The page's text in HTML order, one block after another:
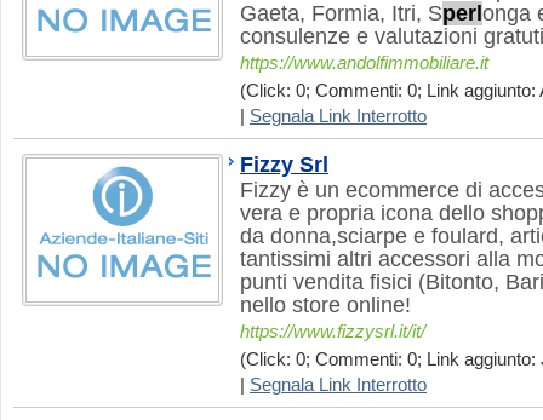
Gaeta, Formia, Itri, Sperl onga
consulenze e valutazioni
https://www.andolfimmobiliare.it
(Click: 0; Commenti: 0; Link aggiunto:
Segnala Link Interrotto
Fizzy Srl
Fizzy è un ecommerce di
vera e propria icona dello
da donna,sciarpe e foulard,
tantissimi altri accessori alla
punti vendita fisici (Bitonto,
nello store online!
https://www.fizzysrl.it/it/
(Click: 0; Commenti: 0; Link aggiunto:
Segnala Link Interrotto